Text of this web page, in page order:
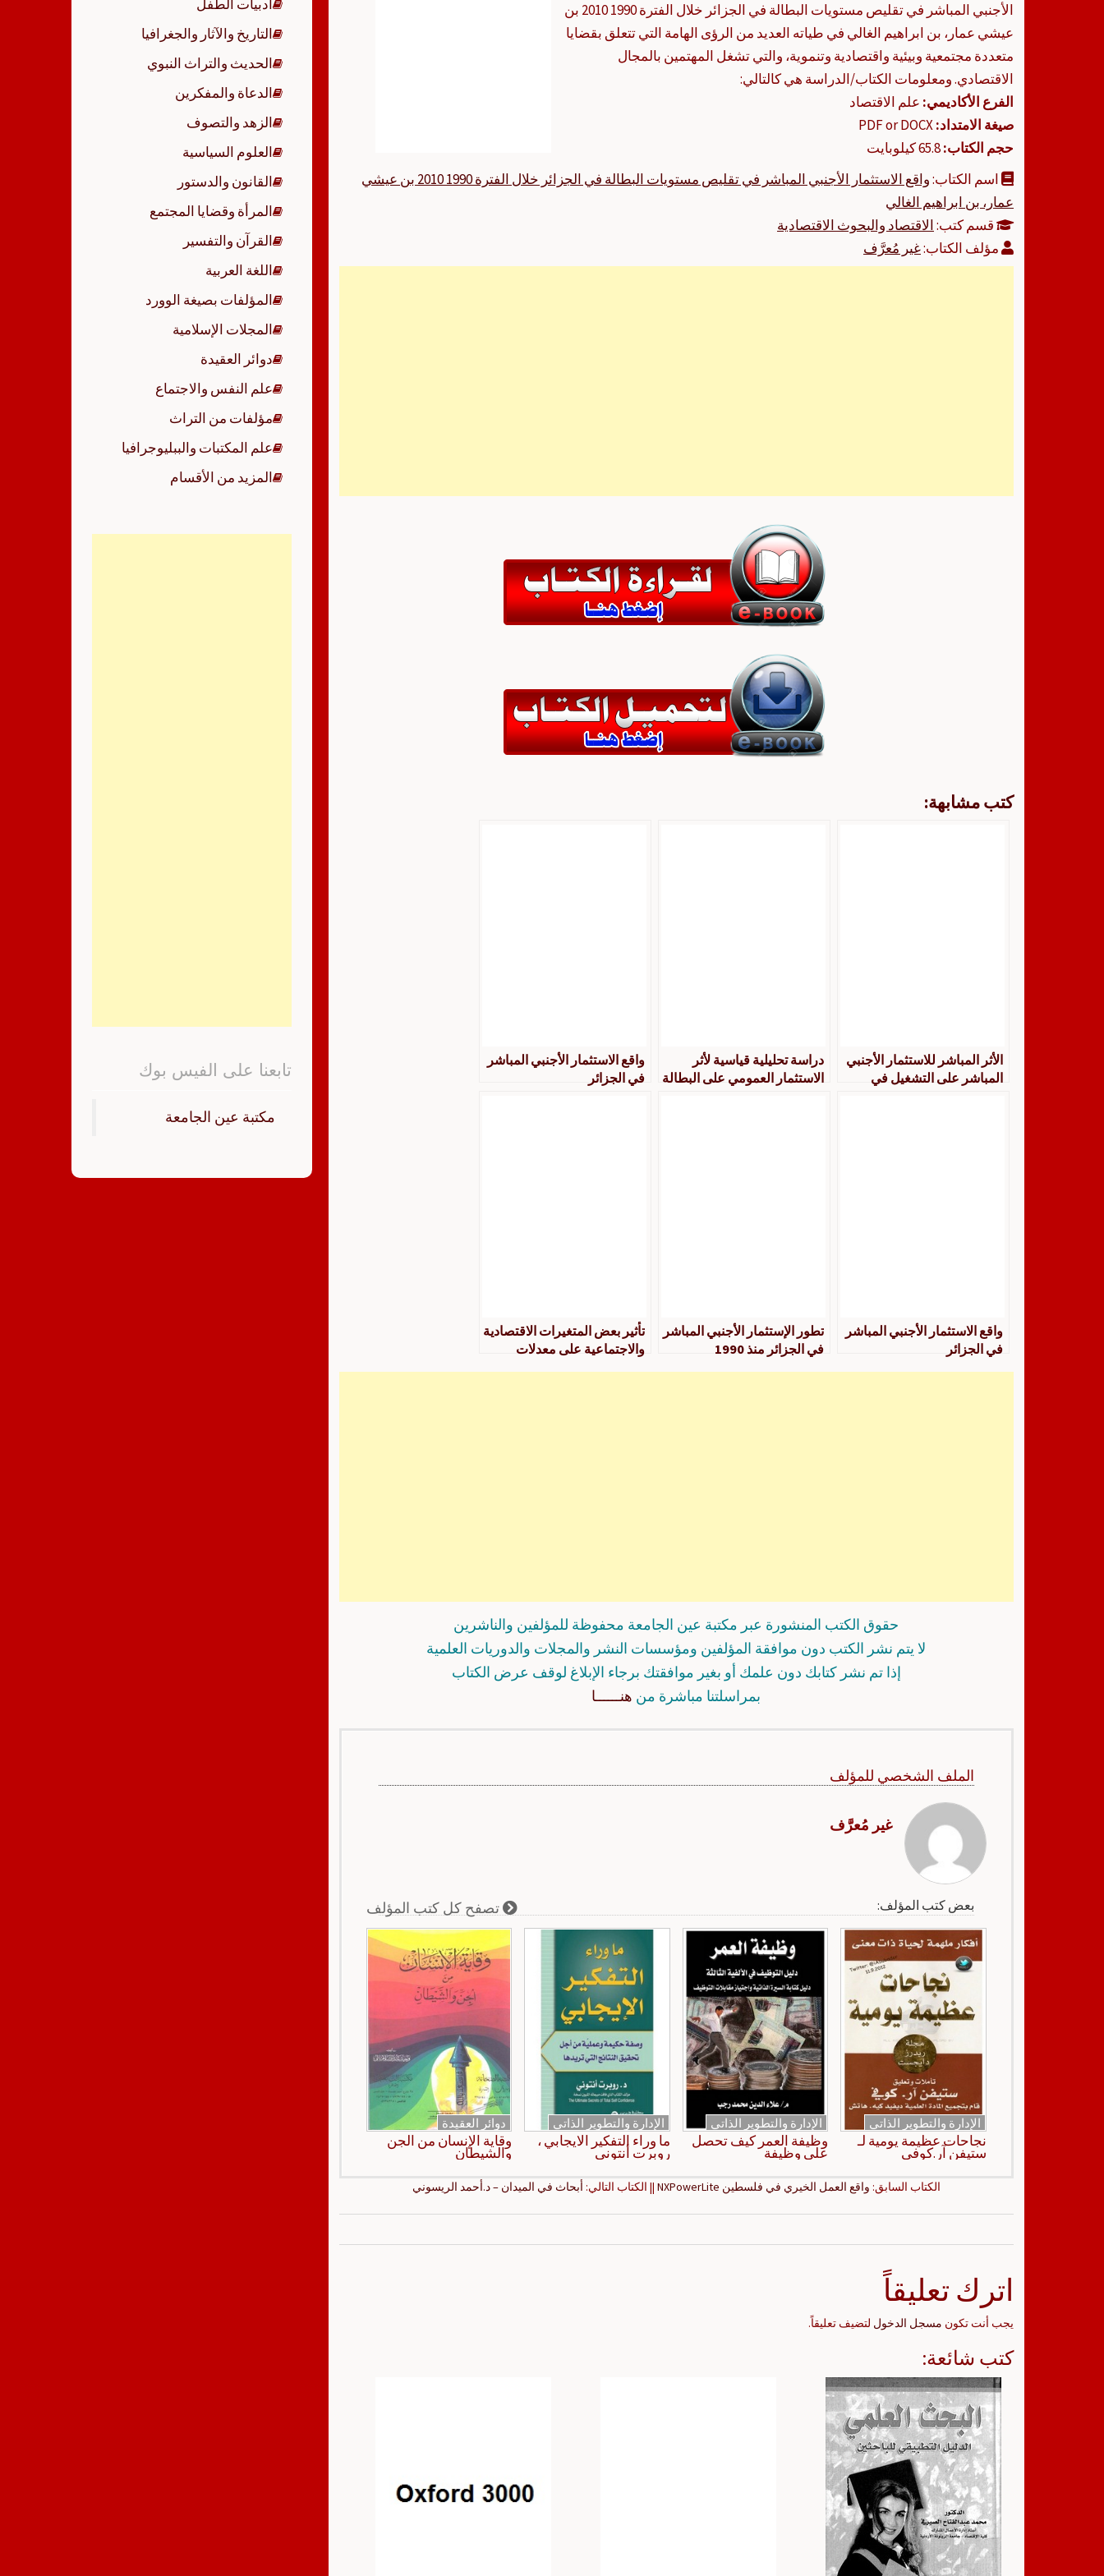
الأجنبي المباشر في تقليص مستويات البطالة في الجزائر خلال الفترة 1990 2010 بن
عيشي عمار، بن ابراهيم الغالي في طياته العديد من الرؤى الهامة التي تتعلق بقضايا
متعددة مجتمعية وبيئية واقتصادية وتنموية، والتي تشغل المهتمين بالمجال
الاقتصادي. ومعلومات الكتاب/الدراسة هي كالتالي:
الفرع الأكاديمي: علم الاقتصاد
صيغة الامتداد:
حجم الكتاب:
اسم الكتاب:
واقع الاستثمار الأجنبي المباشر في تقليص مستويات البطالة في الجزائر خلال الفترة 1990 2010 بن عيشي
عمار، بن ابراهيم الغالي
قسم كتب:الاقتصاد والبحوث الاقتصادية
مؤلف الكتاب:غير مُعرَّف
كتب مشابهة:
الأثر المباشر للاستثمار الأجنبي
المباشر على التشغيل في
دراسة تحليلية قياسية لأثر
الاستثمار العمومي على البطالة
واقع الاستثمار الأجنبي المباشر
في الجزائر ‫
واقع الاستثمار الأجنبي المباشر
في الجزائر
تطور الإستثمار الأجنبي المباشر
في الجزائر منذ 1990
تأثير بعض المتغيرات الاقتصادية
والاجتماعية على معدلات
حقوق الكتب المنشورة عبر مكتبة عين الجامعة محفوظة للمؤلفين والناشرين
لا يتم نشر الكتب دون موافقة المؤلفين ومؤسسات النشر والمجلات والدوريات العلمية
إذا تم نشر كتابك دون علمك أو بغير موافقتك برجاء الإبلاغ لوقف عرض الكتاب
بمراسلتنا مباشرة من هنــــــا
الملف الشخصي للمؤلف
غير مُعرَّف
بعض كتب المؤلف: تصفح كل كتب المؤلف
الإدارة والتطوير الذاتي
نجاحات عظيمة يومية لـ
ستيفن آر.كوفي
الإدارة والتطوير الذاتي
وظيفة العمر كيف تحصل
على وظيفة
الإدارة والتطوير الذاتي
ما وراء التفكير الايجابي ،
روبرت أنتوني
دوائر العقيدة
وقاية الإنسان من الجن
والشيطان
الكتاب السابق: واقع العمل الخيري في فلسطين NXPowerLite || الكتاب التالي: أبحاث في الميدان – د.أحمد الريسوني
اترك تعليقاً
يجب أنت تكون مسجل الدخول لتضيف تعليقاً.
كتب شائعة:
أدبيات الطفل
التاريخ والآثار والجغرافيا
الحديث والتراث النبوي
الدعاة والمفكرين
الزهد والتصوف
العلوم السياسية
القانون والدستور
المرأة وقضايا المجتمع
القرآن والتفسير
اللغة العربية
المؤلفات بصيغة الوورد
المجلات الإسلامية
دوائر العقيدة
علم النفس والاجتماع
مؤلفات من التراث
علم المكتبات والببليوجرافيا
المزيد من الأقسام
تابعنا على الفيس بوك
‏مكتبة عين الجامعة‏